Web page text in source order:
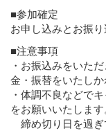
■参加確定
お申し込みとお振
■注意事項
・お振込みをいた
金・振替をいたしか
・体調不良などで
をお願いいたします
締め切り日を過ぎ